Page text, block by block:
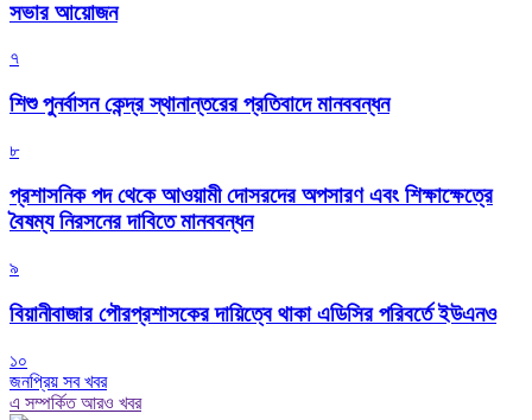
সভার আয়োজন
৭
শিশু পুনর্বাসন কেন্দ্র স্থানান্তরের প্রতিবাদে মানববন্ধন
৮
প্রশাসনিক পদ থেকে আওয়ামী দোসরদের অপসারণ এবং শিক্ষাক্ষেত্রে
বৈষম্য নিরসনের দাবিতে মানববন্ধন
৯
বিয়ানীবাজার পৌরপ্রশাসকের দায়িত্বে থাকা এডিসির পরিবর্তে ইউএনও
১০
জনপ্রিয় সব খবর
এ সম্পর্কিত আরও খবর